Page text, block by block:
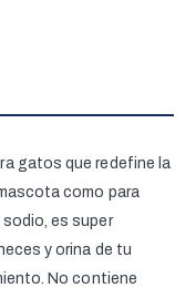
gatos que redefine la
como para
es super
y orina de tu
No contiene